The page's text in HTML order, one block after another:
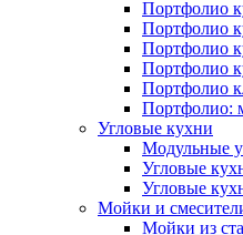
Портфолио
Портфолио
Портфолио
Портфолио
Портфолио
Портфолио:
Угловые кухни
Модульные
Угловые
Угловые
Мойки и
Мойки из